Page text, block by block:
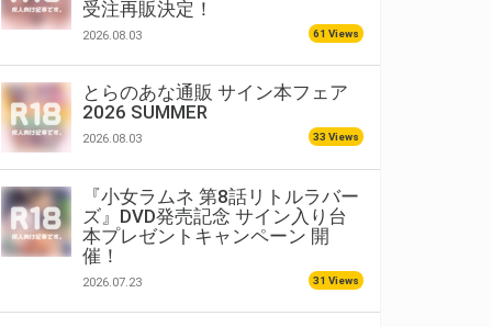
受注再販決定！
2026.08.03 61 Views
とらのあな通販 サイン本フェア
2026 SUMMER
2026.08.03 33 Views
『小女ラムネ 第8話リトルラバー
ズ』DVD発売記念 サイン入り台
本プレゼントキャンペーン 開
催！
2026.07.23 31 Views